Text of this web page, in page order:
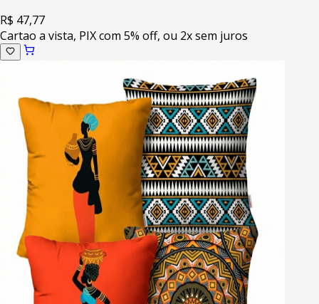
R$ 47,77
Cartao a vista, PIX com 5% off, ou 2x sem juros